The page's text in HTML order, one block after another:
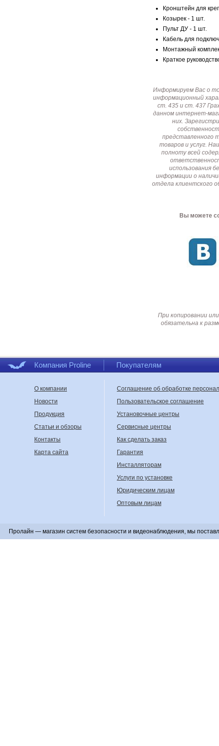
Кронштейн для
Козырек - 1 шт.
Пульт ДУ - 1 шт.
Кабель для
Монтажный
Краткое
Информируем Вас о
информационный
ст. 435 и ст. 437
данном интернет-
них.
представленного
товаров и услуг.
полноту всей
использования
информации о
отдела клиентского
Вы можете
При копировании
обязательна к
Компания Proline Покупателям
О компании
Новости
Продукция
Статьи и обзоры
Контакты
Карта сайта
Соглашение об обработке
Пользовательское соглашение
Установочные центры
Сервисные центры
Как сделать заказ
Гарантия
Инсталляторам
Услуги по установке
Юридическим лицам
Оптовым лицам
Пролайн — магазин систем безопасности и видеонаблюдения, мы